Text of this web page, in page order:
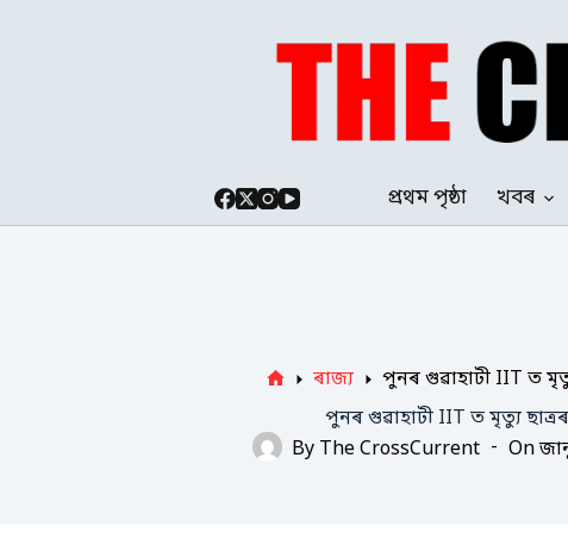
প্ৰথম পৃষ্ঠা খবৰ
ৰাজ্য
পুনৰ গুৱাহাটী IIT ত
পুনৰ গুৱাহাটী IIT ত মৃত্যু ছাত্ৰৰ
By The CrossCurrent On